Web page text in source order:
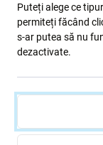
Acest set
Afișaj LCD
Calitatea
Puteți alege ce
permiteți făcând
s-ar putea să nu
dezactivate.